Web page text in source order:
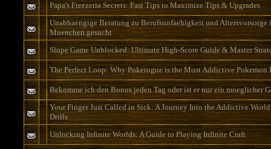
Papa's Freezeria Secrets: Fast Tips to Maximize Tips & Upgrades
Unabhaengige Beratung zu Berufsunfaehigkeit und Altersvorsorge
Muenchen gesucht
Slope Game Unblocked: Ultimate High-Score Guide & Master
The Perfect Loop: Why Pokerogue is the Most Addictive Pokemon
Bekomme ich den Bonus jeden Tag oder ist er nur ein moeglicher
Your Finger Just Called in Sick: A Journey Into the Addictive
Drills
Unlocking Infinite Worlds: A Guide to Playing Infinite Craft